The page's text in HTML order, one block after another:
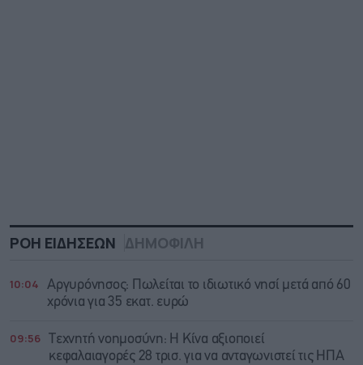
ΡΟΗ ΕΙΔΗΣΕΩΝ ΔΗΜΟΦΙΛΗ
10:04
Αργυρόνησος: Πωλείται το ιδιωτικό νησί μετά από 60
χρόνια για 35 εκατ. ευρώ
09:56
Τεχνητή νοημοσύνη: Η Κίνα αξιοποιεί
κεφαλαιαγορές 28 τρισ. για να ανταγωνιστεί τις ΗΠΑ